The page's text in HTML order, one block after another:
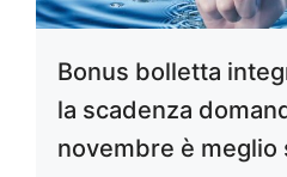
Bonus bolletta
la scadenza
novembre è meglio